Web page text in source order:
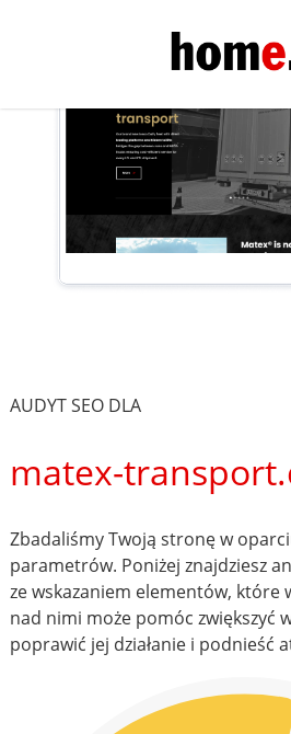
AUDYT SEO DLA
matex-
Zbadaliśmy Twoją stronę w
parametrów. Poniżej znajdziesz
ze wskazaniem elementów, które
nad nimi może pomóc zwiększyć
poprawić jej działanie i podnieść